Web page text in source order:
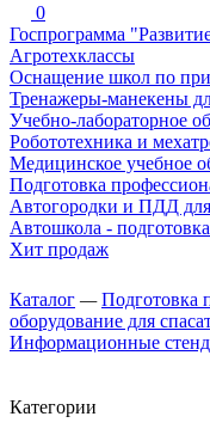
0
Госпрограмма
Агротехклассы
Оснащение школ по
Тренажеры-манекены
Учебно-лабораторное
Робототехника и
Медицинское учебное
Подготовка
Автогородки и ПДД для
Автошкола -
Хит продаж
Каталог —Подготовка
оборудование для
Информационные
Категории